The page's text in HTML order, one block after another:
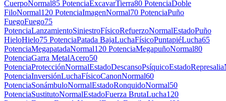
CuerpoNormal85 PotenciaExcavarTierra80 PotenciaDoble
FiloNormal120 PotenciaImagenNormal70 PotenciaPuño
FuegoFuego75
PotenciaLanzamientoSiniestroFísicoRefuerzoNormalEstadoPuño
HieloHielo75 PotenciaPatada BajaLuchaFísicoPuntapiéLucha65
PotenciaMegapatadaNormal120 PotenciaMegapuñoNormal80
PotenciaGarra MetalAcero50
PotenciaProtecciónNormalEstadoDescansoPsíquicoEstadoRepresalia
PotenciaInversiónLuchaFísicoCanonNormal60
PotenciaSonámbuloNormalEstadoRonquidoNormal50
PotenciaSustitutoNormalEstadoFuerza BrutaLucha120